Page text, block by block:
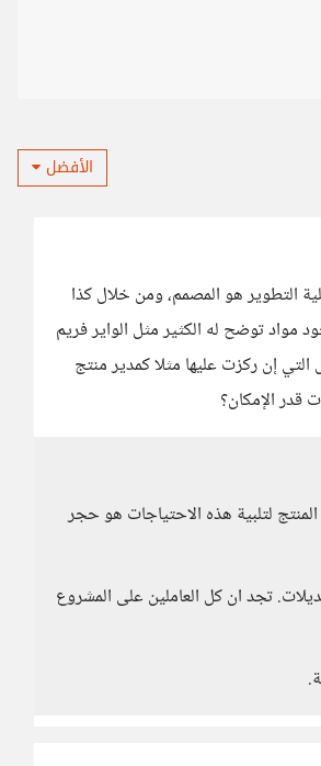
الأفضل
التطوير هو المصمم، ومن خلال كذا
توضح له الكثير مثل الواير فريم
إن ركزت عليها مثلا كمدير منتج
الإمكان؟
لتلبية هذه الاحتياجات هو حجر
تجد ان كل العاملين على المشروع